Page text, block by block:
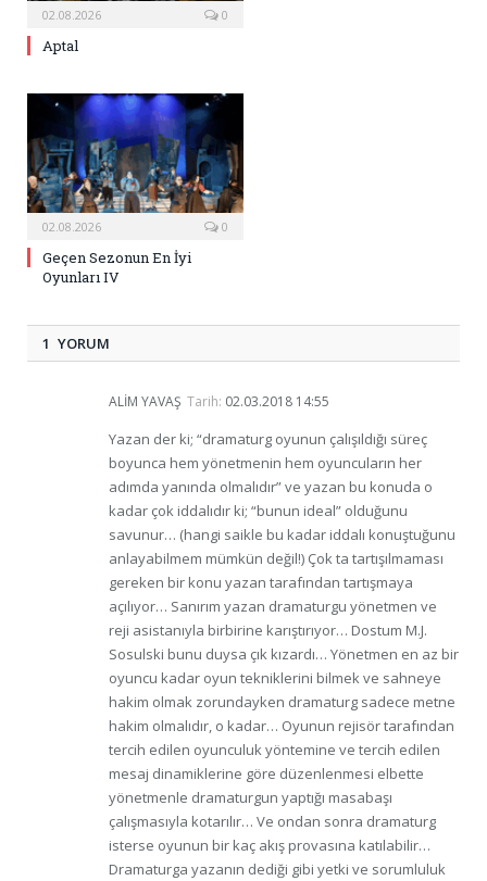
02.08.2026 0
Aptal
02.08.2026 0
Geçen Sezonun En İyi
Oyunları IV
1 YORUM
ALIM YAVAŞ Tarih: 02.03.2018 14:55
Yazan der ki; “dramaturg oyunun çalışıldığı süreç
boyunca hem yönetmenin hem oyuncuların her
adımda yanında olmalıdır” ve yazan bu konuda o
kadar çok iddalıdır ki; “bunun ideal” olduğunu
savunur… (hangi saikle bu kadar iddalı konuştuğunu
anlayabilmem mümkün değil!) Çok ta tartışılmaması
gereken bir konu yazan tarafından tartışmaya
açılıyor… Sanırım yazan dramaturgu yönetmen ve
reji asistanıyla birbirine karıştırıyor… Dostum M.J.
Sosulski bunu duysa çık kızardı… Yönetmen en az bir
oyuncu kadar oyun tekniklerini bilmek ve sahneye
hakim olmak zorundayken dramaturg sadece metne
hakim olmalıdır, o kadar… Oyunun rejisör tarafından
tercih edilen oyunculuk yöntemine ve tercih edilen
mesaj dinamiklerine göre düzenlenmesi elbette
yönetmenle dramaturgun yaptığı masabaşı
çalışmasıyla kotarılır… Ve ondan sonra dramaturg
isterse oyunun bir kaç akış provasına katılabilir…
Dramaturga yazanın dediği gibi yetki ve sorumluluk